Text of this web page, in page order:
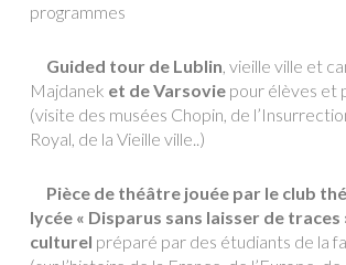
programmes
Guided tour de Lublin, vieille ville et
Majdanek et de Varsoviepour élèves et
(visite des musées Chopin, de
Royal, de la Vieille ville..)
Pièce de théâtre jouée par le club
lycée « Disparus sans laisser de traces
culturel préparé par des étudiants de la